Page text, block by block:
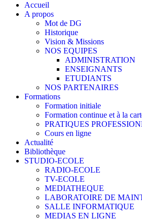
Accueil
A propos
Mot de DG
Historique
Vision & Missions
NOS EQUIPES
ADMINISTRATION
ENSEIGNANTS
ETUDIANTS
NOS PARTENAIRES
Formations
Formation initiale
Formation continue et à la
PRATIQUES
Cours en ligne
Actualité
Bibliothèque
STUDIO-ECOLE
RADIO-ECOLE
TV-ECOLE
MEDIATHEQUE
LABORATOIRE DE
SALLE INFORMATIQUE
MEDIAS EN LIGNE